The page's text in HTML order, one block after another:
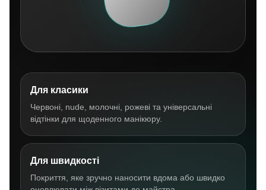
Для класики
Червоні, nude, молочні, рожеві та універсальні
відтінки для щоденного манікюру.
Для швидкості
Покриття, яке зручно наносити вдома або швидко